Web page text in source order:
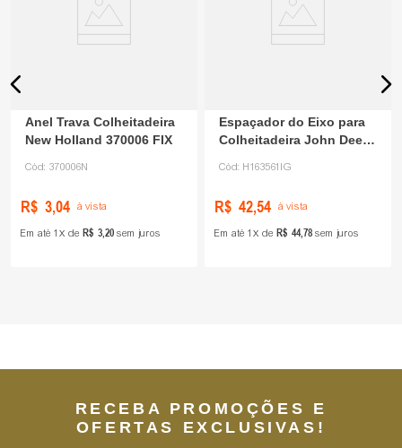
Anel Trava Colheitadeira
New Holland 370006 FIX
Cód: 370006N
R$ 3,04 à vista
Em até 1 de R$ 320 sem juros
Espaçador do Eixo para
Colheitadeira John Deere
Cód: H163561IG
R$ 42,54 à vista
Em até 1 de R$ 44,78 sem juros
RECEBA PROMOÇÕES E
OFERTAS EXCLUSIVAS!